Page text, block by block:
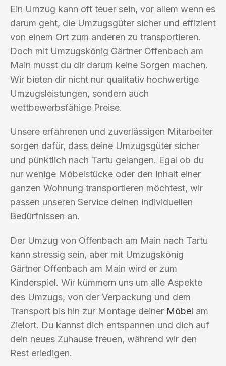
Ein Umzug kann oft teuer sein, vor allem wenn es
darum geht, die Umzugsgüter sicher und effizient
von einem Ort zum anderen zu transportieren.
Doch mit Umzugskönig Gärtner Offenbach am
Main musst du dir darum keine Sorgen machen.
Wir bieten dir nicht nur qualitativ hochwertige
Umzugsleistungen, sondern auch
wettbewerbsfähige Preise.
Unsere erfahrenen und zuverlässigen Mitarbeiter
sorgen dafür, dass deine Umzugsgüter sicher
und pünktlich nach Tartu gelangen. Egal ob du
nur wenige Möbelstücke oder den Inhalt einer
ganzen Wohnung transportieren möchtest, wir
passen unseren Service deinen individuellen
Bedürfnissen an.
Der Umzug von Offenbach am Main nach Tartu
kann stressig sein, aber mit Umzugskönig
Gärtner Offenbach am Main wird er zum
Kinderspiel. Wir kümmern uns um alle Aspekte
des Umzugs, von der Verpackung und dem
Transport bis hin zur Montage deiner Möbel am
Zielort. Du kannst dich entspannen und dich auf
dein neues Zuhause freuen, während wir den
Rest erledigen.